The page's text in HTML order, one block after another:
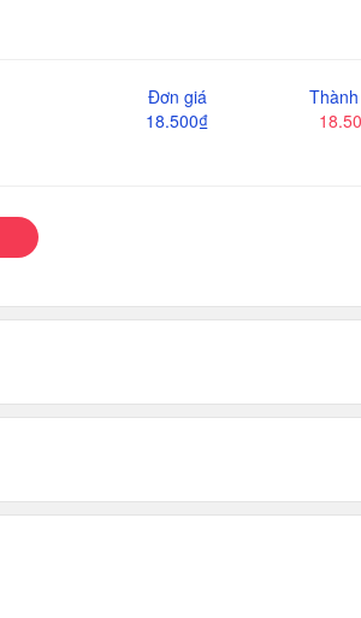
Đơn giá
18.500₫